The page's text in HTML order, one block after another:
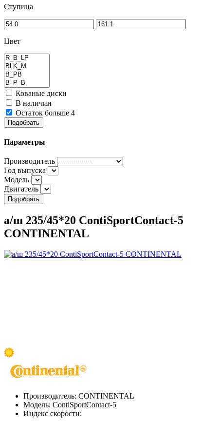
Ступица
Цвет
Кованые диски
В наличии
Остаток больше 4
Подобрать
Параметры
Производитель
Год выпуска
Модель
Двигатель
Подобрать
а/ш 235/45*20 ContiSportContact-5
CONTINENTAL
Производитель: CONTINENTAL
Модель: ContiSportContact-5
Индекс скорости: